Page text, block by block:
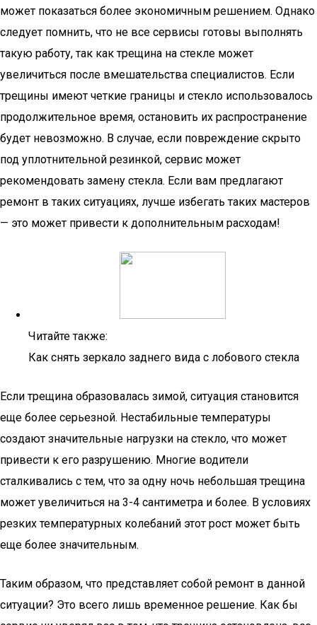
может показаться более экономичным решением. Однако
следует помнить, что не все сервисы готовы выполнять
такую работу, так как трещина на стекле может
увеличиться после вмешательства специалистов. Если
трещины имеют четкие границы и стекло использовалось
продолжительное время, остановить их распространение
будет невозможно. В случае, если повреждение скрыто
под уплотнительной резинкой, сервис может
рекомендовать замену стекла. Если вам предлагают
ремонт в таких ситуациях, лучше избегать таких мастеров
— это может привести к дополнительным расходам!
Читайте также:
Как снять зеркало заднего вида с лобового стекла
Если трещина образовалась зимой, ситуация становится
еще более серьезной. Нестабильные температуры
создают значительные нагрузки на стекло, что может
привести к его разрушению. Многие водители
сталкивались с тем, что за одну ночь небольшая трещина
может увеличиться на 3-4 сантиметра и более. В условиях
резких температурных колебаний этот рост может быть
еще более значительным.
Таким образом, что представляет собой ремонт в данной
ситуации? Это всего лишь временное решение. Как бы